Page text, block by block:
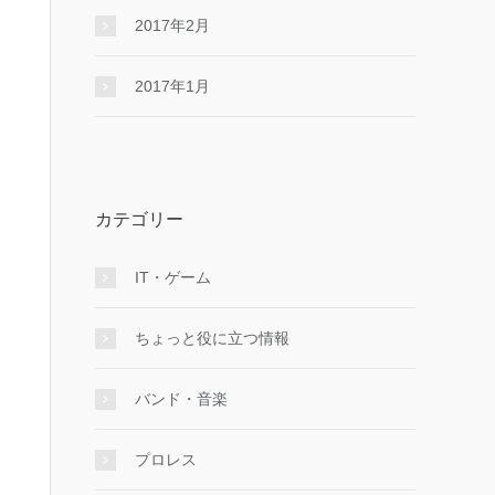
2017年2月
2017年1月
カテゴリー
IT・ゲーム
ちょっと役に立つ情報
バンド・音楽
プロレス